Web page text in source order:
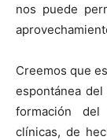
nos puede
Creemos que
espontánea
formación
clínicas, de